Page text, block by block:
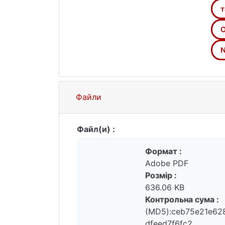
оглядовий характер і присвячена
закінчуючи сьогоденням. Окрему
письменства в Таїланді впродовж
китайського походження Нянь
Файли
Файл(и) :
Формат :
Adobe PDF
Розмір :
636.06 KB
Контрольна сума :